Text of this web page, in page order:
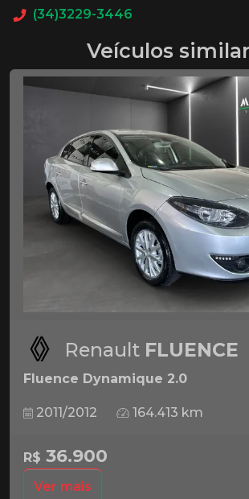
(34)3229-3446
Veículos
Renault FLUENCE
Fluence Dynamique 2.0
2011/2012 164.413 km
R$ 36.900
Ver mais